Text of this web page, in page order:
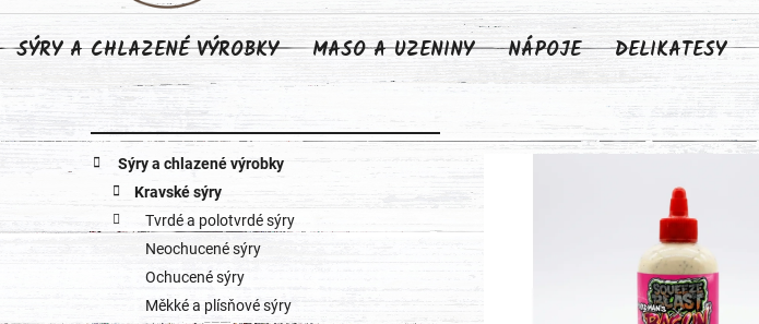
SÝRY A CHLAZENÉ VÝROBKY MASO A UZENINY NÁPOJE DELIKATESY
P
s
Přeskočit
kategorie
K
t
Sýry a chlazené výrobky
Kravské sýry
Tvrdé a polotvrdé sýry
Neochucené sýry
Ochucené sýry
Měkké a plísňové sýry